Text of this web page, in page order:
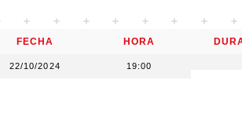
FECHA
22/10/2024
HORA
19:00